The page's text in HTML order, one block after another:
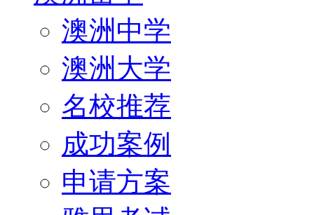
澳洲中学
澳洲大学
名校推荐
成功案例
申请方案